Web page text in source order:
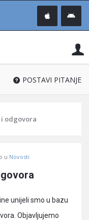
®
POSTAVI PITANJE
i odgovora
u Novosti
unijeli smo u bazu
Objavljujemo